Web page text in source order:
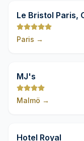
Le Bristol Paris,
Paris →
MJ's
Malmö →
Hotel Royal